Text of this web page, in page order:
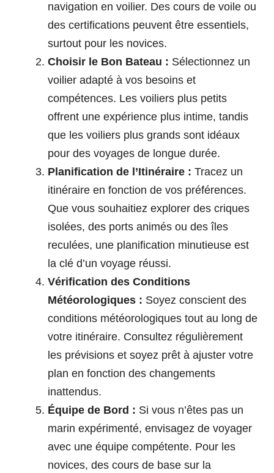
navigation en voilier. Des cours de voile ou
des certifications peuvent être essentiels,
surtout pour les novices.
Choisir le Bon Bateau : Sélectionnez un
voilier adapté à vos besoins et
compétences. Les voiliers plus petits
offrent une expérience plus intime, tandis
que les voiliers plus grands sont idéaux
pour des voyages de longue durée.
Planification de l’Itinéraire : Tracez un
itinéraire en fonction de vos préférences.
Que vous souhaitiez explorer des criques
isolées, des ports animés ou des îles
reculées, une planification minutieuse est
la clé d’un voyage réussi.
Vérification des Conditions
Météorologiques : Soyez conscient des
conditions météorologiques tout au long de
votre itinéraire. Consultez régulièrement
les prévisions et soyez prêt à ajuster votre
plan en fonction des changements
inattendus.
Équipe de Bord : Si vous n’êtes pas un
marin expérimenté, envisagez de voyager
avec une équipe compétente. Pour les
novices, des cours de base sur la